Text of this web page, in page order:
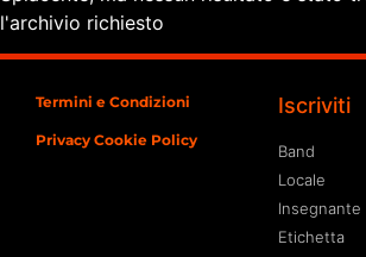
l'archivio richiesto
Termini e Condizioni
Privacy Cookie Policy
Iscriviti
Band
Locale
Insegnante
Etichetta